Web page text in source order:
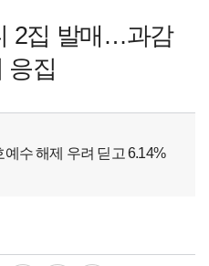
2집 발매…과감
응집
수 해제 우려 딛고 6.14%